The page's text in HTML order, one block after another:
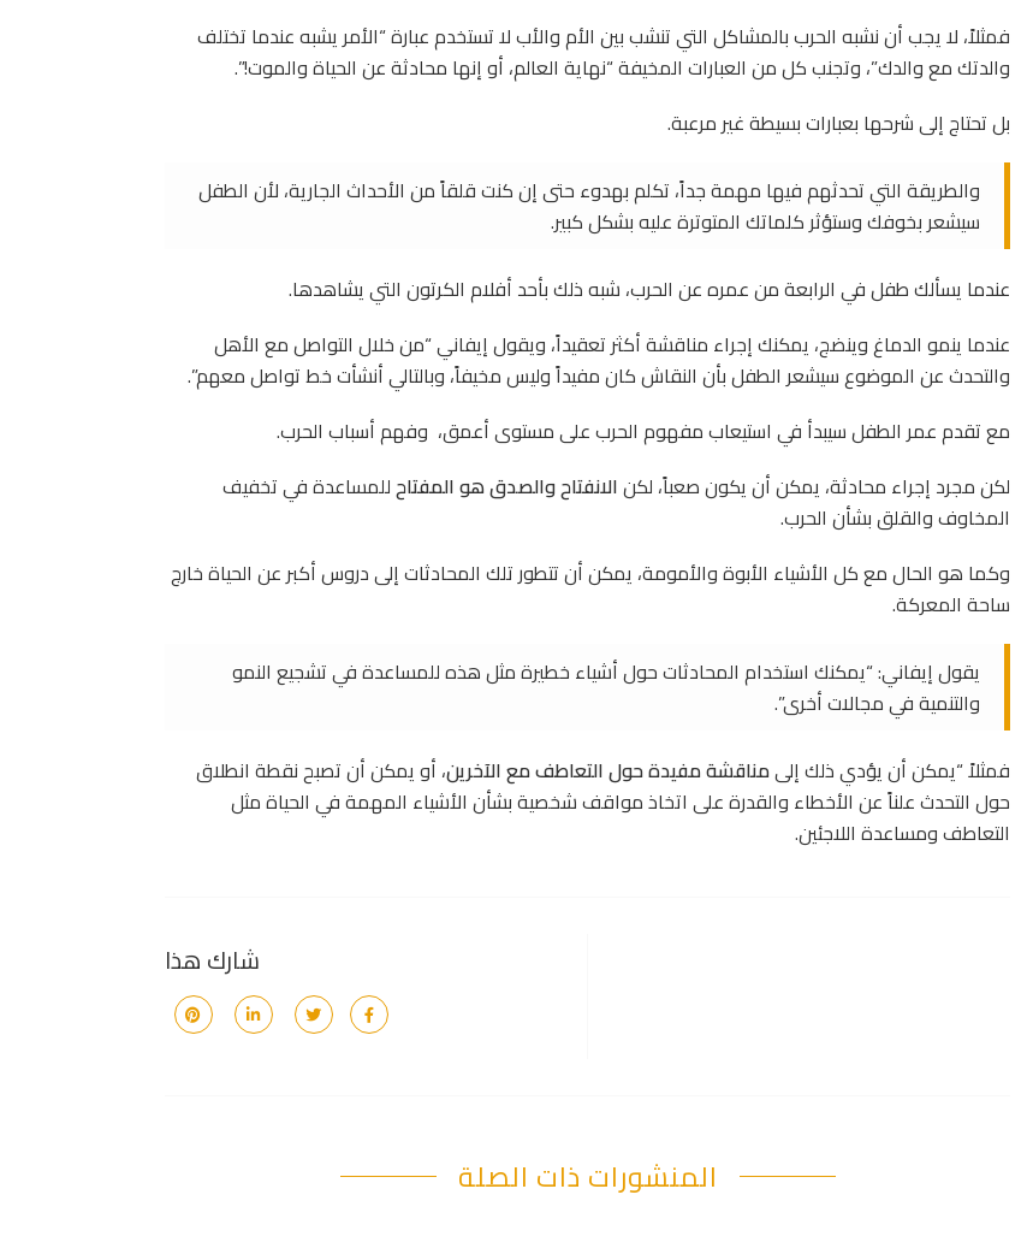
فمثلاً، لا يجب أن نشبه الحرب بالمشاكل التي تنشب بين الأم والأب لا تستخدم عبارة “الأمر يشبه عندما تختلف
والدتك مع والدك”، وتجنب كل من العبارات المخيفة “نهاية العالم، أو إنها محادثة عن الحياة والموت!”.
بل تحتاج إلى شرحها بعبارات بسيطة غير مرعبة.
والطريقة التي تحدثهم فيها مهمة جداً، تكلم بهدوء حتى إن كنت قلقاً من الأحداث الجارية، لأن الطفل
سيشعر بخوفك وستؤثر كلماتك المتوترة عليه بشكل كبير.
عندما يسألك طفل في الرابعة من عمره عن الحرب، شبه ذلك بأحد أفلام الكرتون التي يشاهدها.
عندما ينمو الدماغ وينضج، يمكنك إجراء مناقشة أكثر تعقيداً، ويقول إيفاني “من خلال التواصل مع الأهل
والتحدث عن الموضوع سيشعر الطفل بأن النقاش كان مفيداً وليس مخيفاً، وبالتالي أنشأت خط تواصل معهم”.
مع تقدم عمر الطفل سيبدأ في استيعاب مفهوم الحرب على مستوى أعمق، وفهم أسباب الحرب.
لكن مجرد إجراء محادثة، يمكن أن يكون صعباً، لكنالانفتاح والصدق هو المفتاحللمساعدة في تخفيف
المخاوف والقلق بشأن الحرب.
وكما هو الحال مع كل الأشياء الأبوة والأمومة، يمكن أن تتطور تلك المحادثات إلى دروس أكبر عن الحياة خارج
ساحة المعركة.
يقول إيفاني: “يمكنك استخدام المحادثات حول أشياء خطيرة مثل هذه للمساعدة في تشجيع النمو
والتنمية في مجالات أخرى”.
فمثلاً “يمكن أن يؤدي ذلك إلىمناقشة مفيدة حول التعاطف مع الآخرين، أو يمكن أن تصبح نقطة انطلاق
حول التحدث علناً عن الأخطاء والقدرة على اتخاذ مواقف شخصية بشأن الأشياء المهمة في الحياة مثل
التعاطف ومساعدة اللاجئين.
شارك هذا
المنشورات ذات الصلة